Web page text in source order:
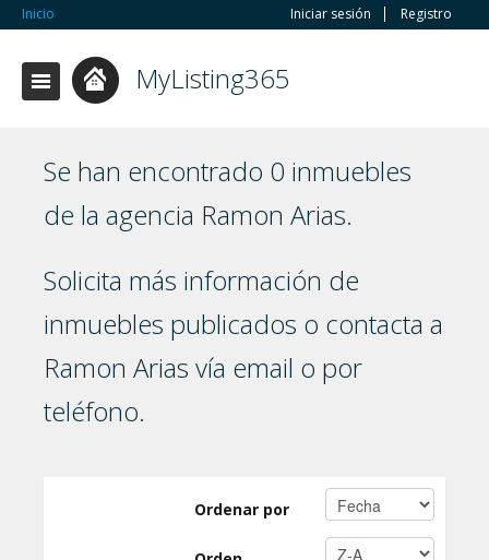
Inicio Iniciar sesión Registro
MyListing365
Se han encontrado 0 inmuebles
de la agencia Ramon Arias.
Solicita más información de
inmuebles publicados o contacta a
Ramon Arias vía email o por
teléfono.
Ordenar por